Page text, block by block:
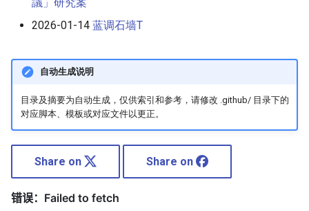
2026-01-14 蓝调石墙T
自动生成说明
目录及摘要为自动生成，仅供索引和参考，请修改 .github/ 目录下的
对应脚本、模板或对应文件以更正。
Share on Share on